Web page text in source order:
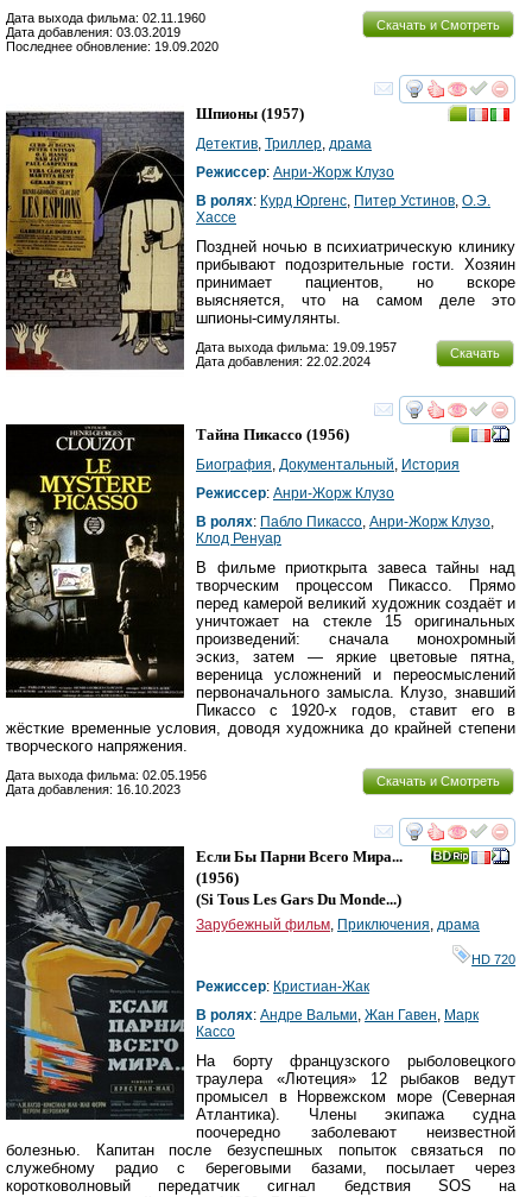
Скачать и Смотреть
Дата выхода фильма: 02.11.1960
Дата добавления: 03.03.2019
Последнее обновление: 19.09.2020
смотреть
Шпионы (1957)
Детектив, Триллер, драма
Режиссер: Анри-Жорж Клузо
В ролях: Курд Юргенс, Питер Устинов, О.Э.
Хассе
Поздней ночью в психиатрическую клинику
прибывают подозрительные гости. Хозяин
принимает пациентов, но вскоре
выясняется, что на самом деле это
шпионы-симулянты.
Скачать
Дата выхода фильма: 19.09.1957
Дата добавления: 22.02.2024
смотреть
Тайна Пикассо (1956)
Биография, Документальный, История
Режиссер: Анри-Жорж Клузо
В ролях: Пабло Пикассо, Анри-Жорж Клузо,
Клод Ренуар
В фильме приоткрыта завеса тайны над
творческим процессом Пикассо. Прямо
перед камерой великий художник создаёт и
уничтожает на стекле 15 оригинальных
произведений: сначала монохромный
эскиз, затем — яркие цветовые пятна,
вереница усложнений и переосмыслений
первоначального замысла. Клузо, знавший
Пикассо с 1920-х годов, ставит его в
жёсткие временные условия, доводя художника до крайней степени
творческого напряжения.
Скачать и Смотреть
Дата выхода фильма: 02.05.1956
Дата добавления: 16.10.2023
смотреть
Если Бы Парни Всего Мира...
(1956)
(Si Tous Les Gars Du Monde...)
Зарубежный фильм, Приключения, драма
HD 720
Режиссер: Кристиан-Жак
В ролях: Андре Вальми, Жан Гавен, Марк
Кассо
На борту французского рыболовецкого
траулера «Лютеция» 12 рыбаков ведут
промысел в Норвежском море (Северная
Атлантика). Члены экипажа судна
поочередно заболевают неизвестной
болезнью. Капитан после безуспешных попыток связаться по
служебному радио с береговыми базами, посылает через
коротковолновый передатчик сигнал бедствия SOS на